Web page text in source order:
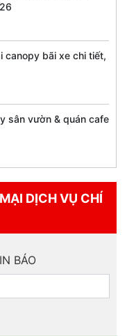
canopy bãi xe chi tiết,
sân vườn & quán cafe
DỊCH VỤ CHÍ
BÁO